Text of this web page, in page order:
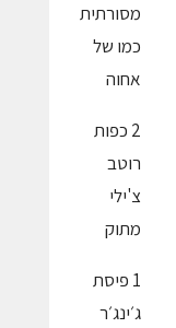
מסורתית
כמו של
אחוה
2 כפות
רוטב
צ'ילי
מתוק
1 פיסת
ג׳ינג׳ר